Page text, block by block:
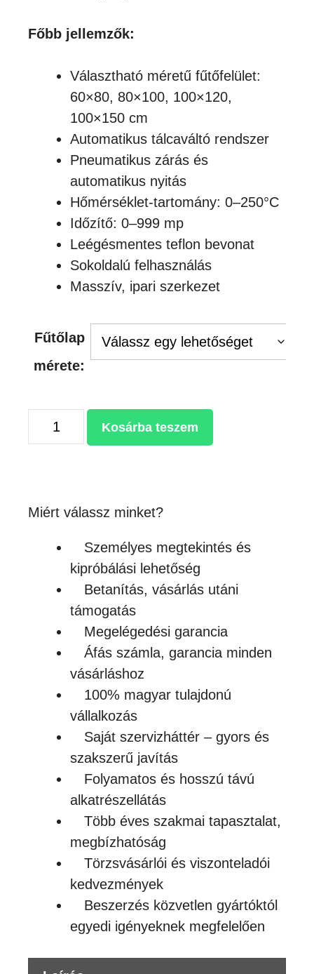
Főbb jellemzők:
Választható méretű fűtőfelület:
60×80, 80×100, 100×120,
100×150 cm
Automatikus tálcaváltó rendszer
Pneumatikus zárás és
automatikus nyitás
Hőmérséklet-tartomány: 0–250°C
Időzítő: 0–999 mp
Leégésmentes teflon bevonat
Sokoldalú felhasználás
Masszív, ipari szerkezet
Fűtőlap
mérete:
NAGYFORMÁTUMÚ
TÁLCAVÁLTÓS
mennyiség
Kosárba teszem
Miért válassz minket?
Személyes megtekintés és
kipróbálási lehetőség
Betanítás, vásárlás utáni
támogatás
Megelégedési garancia
Áfás számla, garancia minden
vásárláshoz
100% magyar tulajdonú
vállalkozás
Saját szervizháttér – gyors és
szakszerű javítás
Folyamatos és hosszú távú
alkatrészellátás
Több éves szakmai tapasztalat,
megbízhatóság
Törzsvásárlói és viszonteladói
kedvezmények
Beszerzés közvetlen gyártóktól
egyedi igényeknek megfelelően